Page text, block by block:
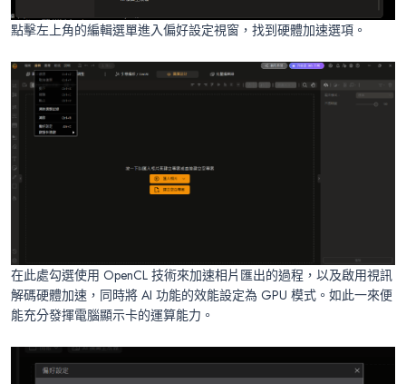
點擊左上角的編輯選單進入偏好設定視窗，找到硬體加速選項。
在此處勾選使用 OpenCL 技術來加速相片匯出的過程，以及啟用視訊
解碼硬體加速，同時將 AI 功能的效能設定為 GPU 模式。如此一來便
能充分發揮電腦顯示卡的運算能力。